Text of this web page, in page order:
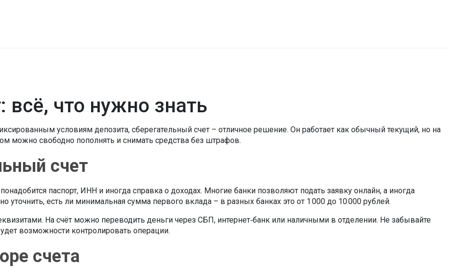
всё, что нужно знать
условиям депозита, сберегательный счет – отличное решение. Он работает как обычный текущий, но на
можно свободно пополнять и снимать средства без штрафов.
счет
паспорт, ИНН и иногда справка о доходах. Многие банки позволяют подать заявку онлайн, а иногда
уточнить, есть ли минимальная сумма первого вклада – в разных банках это от 1 000 до 10 000 рублей.
На счёт можно переводить деньги через СБП, интернет‑банк или наличными в отделении. Не забывайте
возможности контролировать операции.
счета